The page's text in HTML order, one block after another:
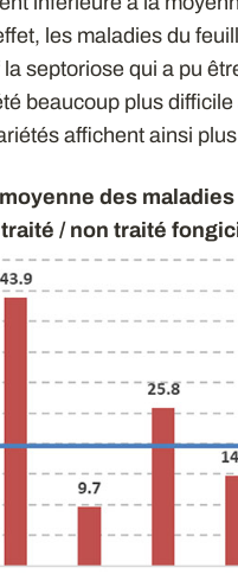
les maladies du
septoriose qui a pu
beaucoup plus
affichent ainsi
des
/ non traité